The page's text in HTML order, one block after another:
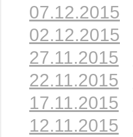
07.12.2015
02.12.2015
27.11.2015
22.11.2015
17.11.2015
12.11.2015